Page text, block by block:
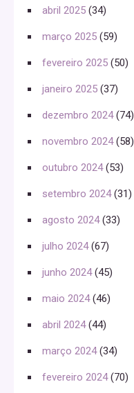
abril 2025 (34)
março 2025 (59)
fevereiro 2025 (50)
janeiro 2025 (37)
dezembro 2024(74)
novembro 2024(58)
outubro 2024(53)
setembro 2024(31)
agosto 2024(33)
julho 2024(67)
junho 2024(45)
maio 2024(46)
abril 2024(44)
março 2024(34)
fevereiro 2024(70)